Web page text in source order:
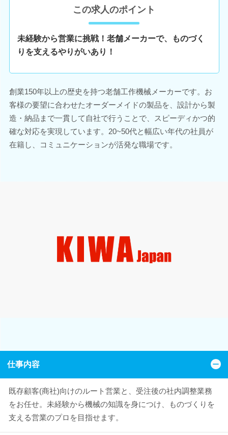
この求人のポイント
未経験から営業に挑戦！老舗メーカーで、ものづく
りを支えるやりがいあり！
創業150年以上の歴史を持つ老舗工作機械メーカーです。お
客様の要望に合わせたオーダーメイドの製品を、設計から製
造・納品まで一貫して自社で行うことで、スピーディかつ的
確な対応を実現しています。20~50代と幅広い年代の社員が
在籍し、コミュニケーションが活発な職場です。
仕事内容
既存顧客(商社)向けのルート営業と、受注後の社内調整業務
をお任せ。未経験から機械の知識を身につけ、ものづくりを
支える営業のプロを目指せます。